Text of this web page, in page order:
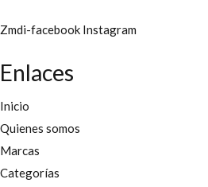
Zmdi-facebook Instagram
Enlaces
Inicio
Quienes somos
Marcas
Categorías